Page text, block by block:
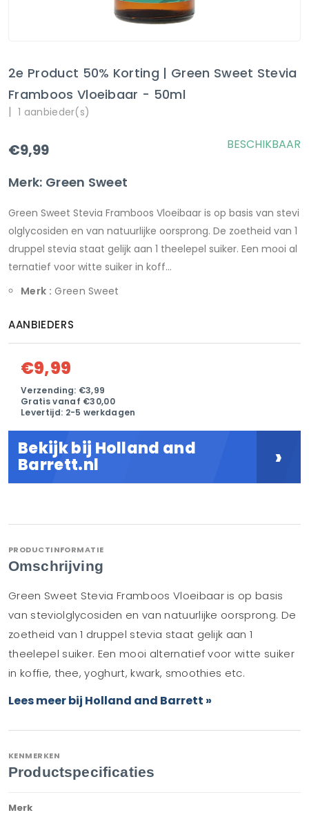
2e Product 50% Korting | Green Sweet Stevia
Framboos Vloeibaar - 50ml
| 1 aanbieder(s)
€9,99
Merk: Green Sweet
BESCHIKBAAR
Green Sweet Stevia Framboos Vloeibaar is op basis van stevi
olglycosiden en van natuurlijke oorsprong. De zoetheid van 1
druppel stevia staat gelijk aan 1 theelepel suiker. Een mooi al
ternatief voor witte suiker in koff...
Merk : Green Sweet
AANBIEDERS
€9,99
Verzending: €3,99
Gratis vanaf €30,00
Levertijd: 2-5 werkdagen
Bekijk bij Holland and
Barrett.nl ›
PRODUCTINFORMATIE
Omschrijving
Green Sweet Stevia Framboos Vloeibaar is op basis
van steviolglycosiden en van natuurlijke oorsprong. De
zoetheid van 1 druppel stevia staat gelijk aan 1
theelepel suiker. Een mooi alternatief voor witte suiker
in koffie, thee, yoghurt, kwark, smoothies etc.
Lees meer bij Holland and Barrett »
KENMERKEN
Productspecificaties
Merk